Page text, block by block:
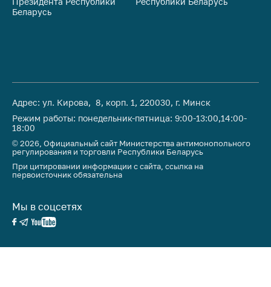
Беларусь
Адрес: ул. Кирова, 8, корп. 1, 220030, г. Минск
Режим работы: понедельник-пятница: 9:00-13:00,14:00-
18:00
© 2026, Официальный сайт Министерства антимонопольного
регулирования и торговли Республики Беларусь
При цитировании информации с сайта, ссылка на
первоисточник обязательна
Мы в соцсетях